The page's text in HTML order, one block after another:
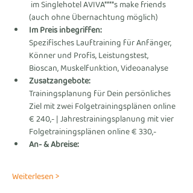
(auch ohne Übernachtung möglich)
Im Preis inbegriffen:
Spezifisches Lauftraining für Anfänger,
Könner und Profis, Leistungstest,
Bioscan, Muskelfunktion, Videoanalyse
Zusatzangebote:
Trainingsplanung für Dein persönliches
Ziel mit zwei Folgetrainingsplänen online
€ 240,- | Jahrestrainingsplanung mit vier
Folgetrainingsplänen online € 330,-
An- & Abreise:
Weiterlesen >